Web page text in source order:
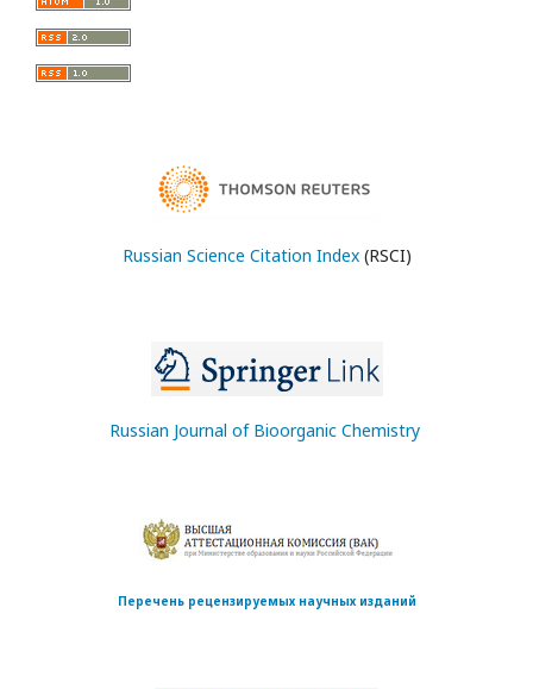
Russian Science Citation Index(RSCI)
Russian Journal of Bioorganic Chemistry
Перечень рецензируемых научных изданий